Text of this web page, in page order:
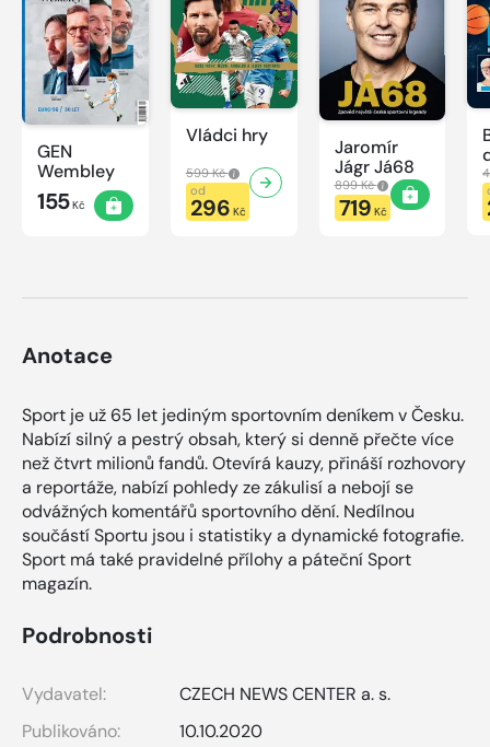
GEN
Wembley
155Kč
Vládci hry
599 Kč
od
296 Kč
Jaromír
Jágr Já68
899 Kč
719 Kč
Anotace
Sport je už 65 let jediným sportovním deníkem v Česku.
Nabízí silný a pestrý obsah, který si denně přečte více
než čtvrt milionů fandů. Otevírá kauzy, přináší rozhovory
a reportáže, nabízí pohledy ze zákulisí a nebojí se
odvážných komentářů sportovního dění. Nedílnou
součástí Sportu jsou i statistiky a dynamické fotografie.
Sport má také pravidelné přílohy a páteční Sport
magazín.
Podrobnosti
Vydavatel:
CZECH NEWS CENTER a. s.
Publikováno:
10.10.2020